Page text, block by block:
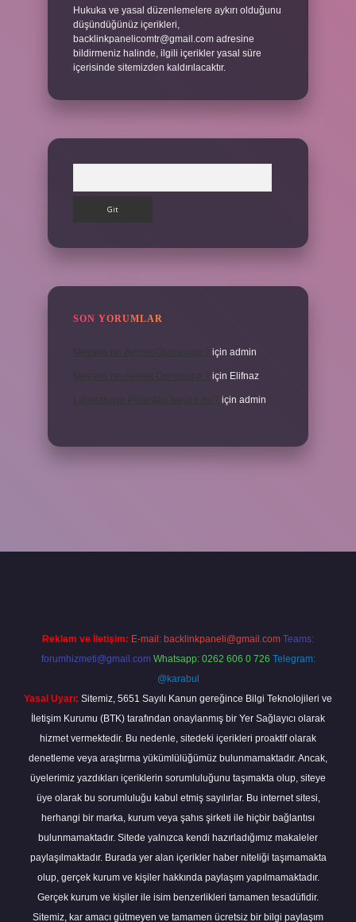
Hukuka ve yasal düzenlemelere aykırı olduğunu
düşündüğünüz içerikleri,
backlinkpanelicomtr@gmail.com adresine
bildirmeniz halinde, ilgili içerikler yasal süre
içerisinde sitemizden kaldırılacaktır.
SON YORUMLAR
için admin
için Elifnaz
için admin
Reklam ve İletişim: E-mail: backlinkpaneli@gmail.com Teams:
forumhizmeti@gmail.com Whatsapp: 0262 606 0 726 Telegram:
@karabul
Yasal Uyarı: Sitemiz, 5651 Sayılı Kanun gereğince Bilgi Teknolojileri ve
İletişim Kurumu (BTK) tarafından onaylanmış bir Yer Sağlayıcı olarak
hizmet vermektedir. Bu nedenle, sitedeki içerikleri proaktif olarak
denetleme veya araştırma yükümlülüğümüz bulunmamaktadır. Ancak,
üyelerimiz yazdıkları içeriklerin sorumluluğunu taşımakta olup, siteye
üye olarak bu sorumluluğu kabul etmiş sayılırlar. Bu internet sitesi,
herhangi bir marka, kurum veya şahıs şirketi ile hiçbir bağlantısı
bulunmamaktadır. Sitede yalnızca kendi hazırladığımız makaleler
paylaşılmaktadır. Burada yer alan içerikler haber niteliği taşımamakta
olup, gerçek kurum ve kişiler hakkında paylaşım yapılmamaktadır.
Gerçek kurum ve kişiler ile isim benzerlikleri tamamen tesadüfidir.
Sitemiz, kar amacı gütmeyen ve tamamen ücretsiz bir bilgi paylaşım